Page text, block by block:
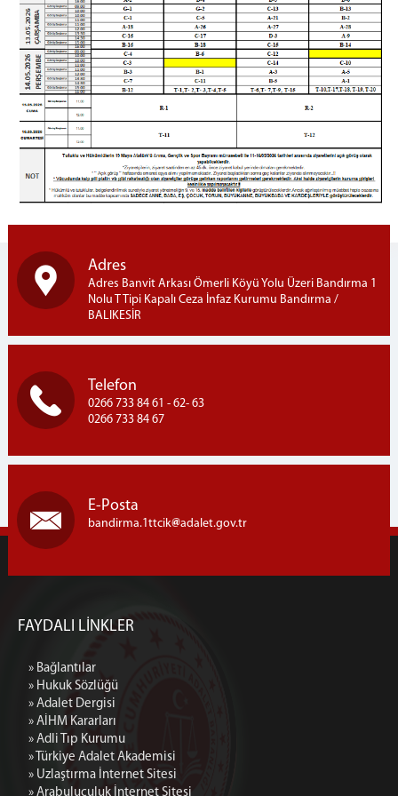
Telefon İşlemleri
Telefon Görüşme Yönetmeliği
Ziyaret İşlemleri
Ziyaret Kuralları
Ziyaret Yönetmeliği
Ziyaret Programı
Açık Ziyaret
Kapalı Ziyaret
Fotoğraf Galerisi
İletişim Adres
Adres Banvit Arkası Ömerli Köyü Yolu Üzeri Bandırma 1
Nolu T Tipi Kapalı Ceza İnfaz Kurumu Bandırma /
BALIKESİR
Telefon
0266 733 84 61 - 62- 63
0266 733 84 67
E-Posta
bandirma.1ttcik adalet.gov.tr
FAYDALI LİNKLER
» Bağlantılar
» Hukuk Sözlüğü
» Adalet Dergisi
» AİHM Kararları
» Adli Tıp Kurumu
» Türkiye Adalet Akademisi
» Uzlaştırma İnternet Sitesi
» Arabuluculuk İnternet Sitesi